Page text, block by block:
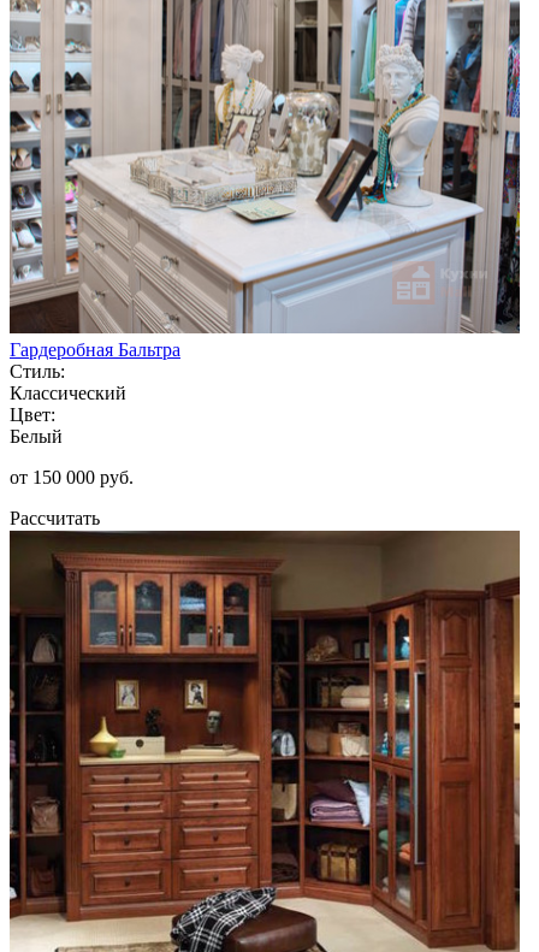
Гардеробная Бальтра
Стиль:
Классический
Цвет:
Белый
от 150 000 руб.
Рассчитать